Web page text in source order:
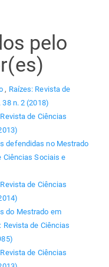
pelo
, Raízes: Revista de
n. 2 (2018)
de Ciências
defendidas no Mestrado
Ciências Sociais e
de Ciências
do Mestrado em
Revista de Ciências
de Ciências